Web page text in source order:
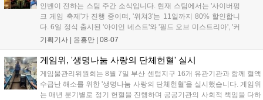
인벤이 전하는 스팀 주간 소식입니다. 현재 스팀에서는 '사이버펑
크 게임 축제'가 진행 중이며, '위쳐3'는 11일까지 80% 할인합니
다. 6일 정식 출시된 '아이언 네스트'와 '필드 오브 미스트리아', '커
세어 코브'가 호평받고 있습니다. 한편, 7일 출시된 '마블 투혼'은
다. 유비소프트의 '고스트리콘: 와일드랜드'는 7년 만의 대규모 업
데이트 '라스트 라이츠'와 함께 95% 할인 중입니다....
기획기사 | 윤홍만 | 08-07
게임위, '생명나눔 사랑의 단체헌혈' 실시
게임물관리위원회는 8월 7일 부산 센텀지구 16개 유관기관과 함께 혈액
수급난 해소를 위한 '생명나눔 사랑의 단체헌혈'을 실시했습니다. 게임위
는 매년 분기별로 정기 헌혈을 진행하며 공공기관의 사회적 책임을 다하